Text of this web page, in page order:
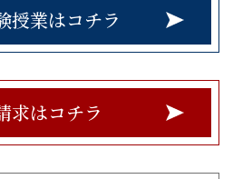
授業はコチラ
求はコチラ